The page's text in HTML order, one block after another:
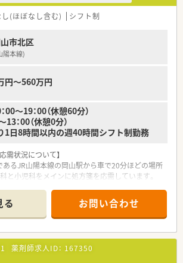
ンライン服薬サポートをいち早く取り入れてお
ズに合わせた包括的なサポート体制を構築してい
いて】
基盤のもとで長く安心して勤務を続けられます。
フステージの変化に合わせた店舗間の異動相談
、キャリアを途絶えさせることなく働き続けられる
(ほぼなし含む) シフト制
市北区
陽本線)
円～560万円
～19：00（休憩60分）
：00（休憩0分）
1日8時間以内の週40時間シフト制勤務
需状況について】
るJR山陽本線の岡山駅から車で20分ほどの場所
と小児科をメインに処方箋を応需しています。
常駐してゆとりある対応を行っています。
小児科医院からの処方が中心となっており、特定
学びながら地域医療に貢献できる環境です。
める人物像について】
開を見据えた組織体制強化のための増員募集で
る お問い合わせ
薬剤師求人ID： 167350